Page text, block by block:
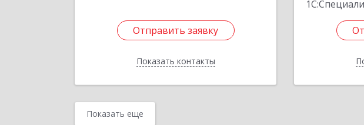
Отправить заявку
Показать контакты
Отправить заявку
Назад
Показать еще